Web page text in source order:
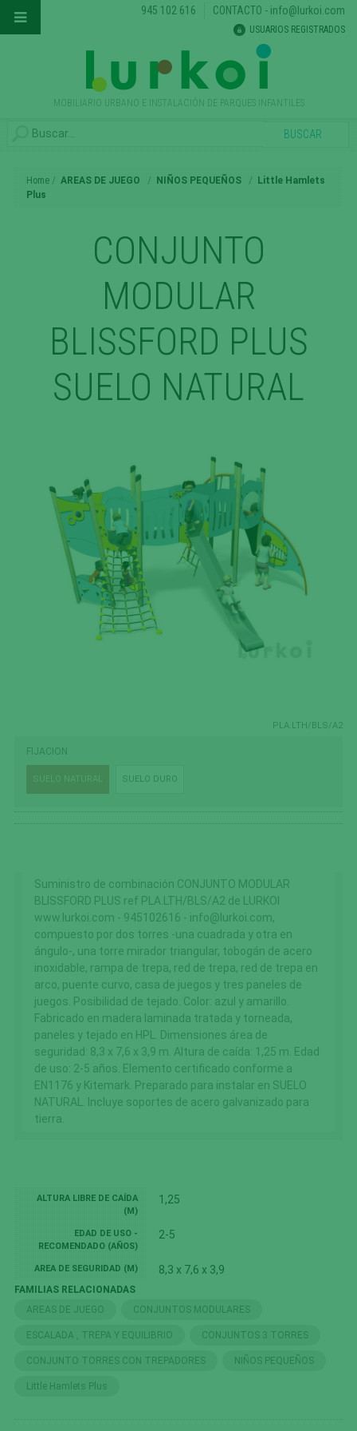
MOBILIARIO URBANO E INSTALACIÓN DE PARQUES INFANTILES
945 102 616 CONTACTO - info@lurkoi.com
USUARIOS REGISTRADOS
Home AREAS DE JUEGO NIÑOS PEQUEÑOS
Little Hamlets
Plus
CONJUNTO
MODULAR
BLISSFORD PLUS
SUELO NATURAL
PLA.LTH/BLS/A2
FIJACION
SUELO NATURAL SUELO DURO
Suministro de combinación CONJUNTO MODULAR
BLISSFORD PLUS ref PLA.LTH/BLS/A2 de LURKOI
www.lurkoi.com - 945102616 - info@lurkoi.com,
compuesto por dos torres -una cuadrada y otra en
ángulo-, una torre mirador triangular, tobogán de acero
inoxidable, rampa de trepa, red de trepa, red de trepa en
arco, puente curvo, casa de juegos y tres paneles de
juegos. Posibilidad de tejado. Color: azul y amarillo.
Fabricado en madera laminada tratada y torneada,
paneles y tejado en HPL. Dimensiones área de
seguridad: 8,3 x 7,6 x 3,9 m. Altura de caída: 1,25 m. Edad
de uso: 2-5 años. Elemento certificado conforme a
EN1176 y Kitemark. Preparado para instalar en SUELO
NATURAL. Incluye soportes de acero galvanizado para
tierra.
ALTURA LIBRE DE CAÍDA
(M)
1,25
EDAD DE USO -
RECOMENDADO (AÑOS)
2-5
AREA DE SEGURIDAD (M) 8,3 x 7,6 x 3,9
FAMILIAS RELACIONADAS
AREAS DE JUEGO
CONJUNTOS MODULARES
ESCALADA , TREPA Y EQUILIBRIO CONJUNTOS 3 TORRES
CONJUNTO TORRES CON TREPADORES NIÑOS PEQUEÑOS
Little Hamlets Plus